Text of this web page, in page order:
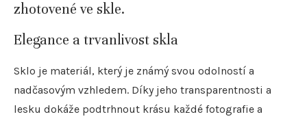
zhotovené ve skle.
Elegance a trvanlivost skla
Sklo je materiál, který je známý svou odolností a
nadčasovým vzhledem. Díky jeho transparentnosti a
lesku dokáže podtrhnout krásu každé fotografie a